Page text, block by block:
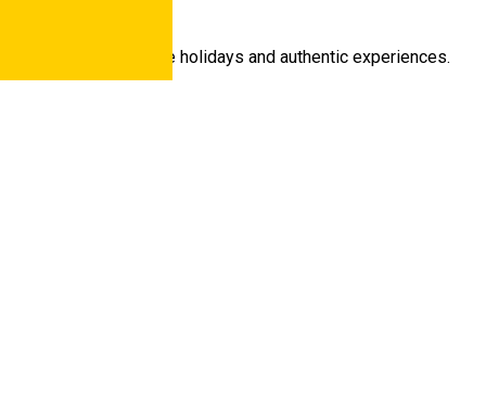
tailor made holidays and authentic experiences.